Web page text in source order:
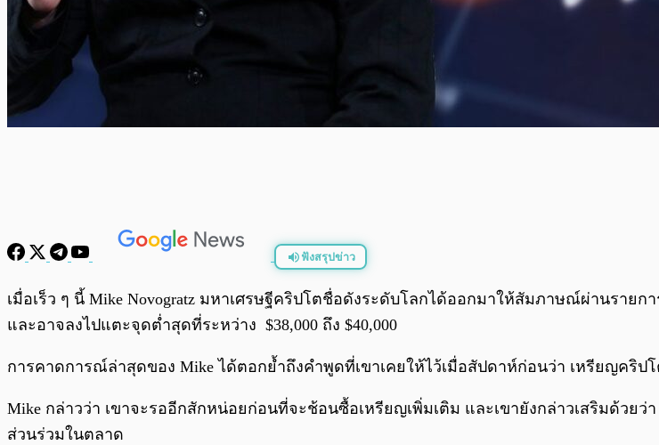
ฟังสรุปข่าว
พร้อมเล่น
เมื่อเร็ว ๆ นี้ Mike Novogratz มหาเศรษฐีคริปโตชื่อดังระดับโลกได้ออกมาให้สัมภาษณ์ผ่านรายก
และอาจลงไปแตะจุดต่ำสุดที่ระหว่าง $38,000 ถึง $40,000
การคาดการณ์ล่าสุดของ Mike ได้ตอกย้ำถึงคำพูดที่เขาเคยให้ไว้เมื่อสัปดาห์ก่อนว่า เหรียญคริป
Mike กล่าวว่า เขาจะรออีกสักหน่อยก่อนที่จะช้อนซื้อเหรียญเพิ่มเติม และเขายังกล่าวเสริมด้วย
ส่วนร่วมในตลาด